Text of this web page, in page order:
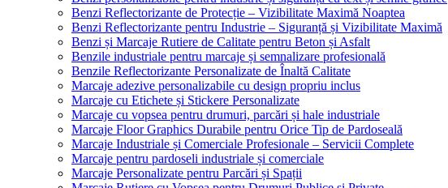
Benzi Reflectorizante de Protecție – Vizibilitate Maximă Noaptea
Benzi Reflectorizante pentru Industrie – Siguranță și Vizibilitate Maximă
Benzi și Marcaje Rutiere de Calitate pentru Beton și Asfalt
Benzile industriale pentru marcaje și semnalizare profesională
Benzile Reflectorizante Personalizate de Înaltă Calitate
Marcaje adezive personalizabile cu design propriu inclus
Marcaje cu Etichete și Stickere Personalizate
Marcaje cu vopsea pentru drumuri, parcări și hale industriale
Marcaje Floor Graphics Durabile pentru Orice Tip de Pardoseală
Marcaje Industriale și Comerciale Profesionale – Servicii Complete
Marcaje pentru pardoseli industriale și comerciale
Marcaje Personalizate pentru Parcări și Spații